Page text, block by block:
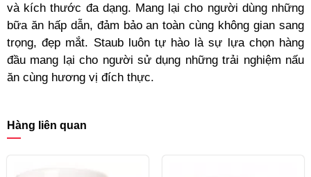
và kích thước đa dạng. Mang lại cho người dùng những
bữa ăn hấp dẫn, đảm bảo an toàn cùng không gian sang
trọng, đẹp mắt. Staub luôn tự hào là sự lựa chọn hàng
đầu mang lại cho người sử dụng những trải nghiệm nấu
ăn cùng hương vị đích thực.
Hàng liên quan